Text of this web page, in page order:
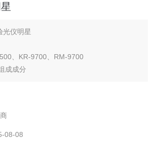
光仪明星
、KR-9700、RM-9700
成成分
屈光状态，包括球镜、柱镜、轴位、瞳
角膜屈光度。
08-08